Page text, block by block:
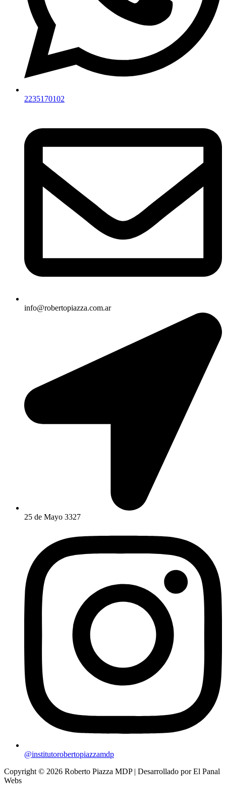
2235170102
info@robertopiazza.com.ar
25 de Mayo 3327
@institutorobertopiazzamdp
Copyright © 2026 Roberto Piazza MDP | Desarrollado por El Panal
Webs